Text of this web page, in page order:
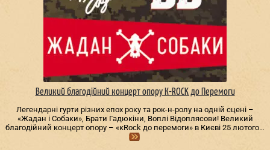
Великий благодійний концерт опору К-ROCK до Перемоги
Легендарні гурти різних епох року та рок-н-ролу на одній сцені –
«Жадан і Собаки», Брати Гадюкіни, Воплі Відоплясови! Великий
благодійний концерт опору – «кRock до перемоги» в Києві 25 лютого…